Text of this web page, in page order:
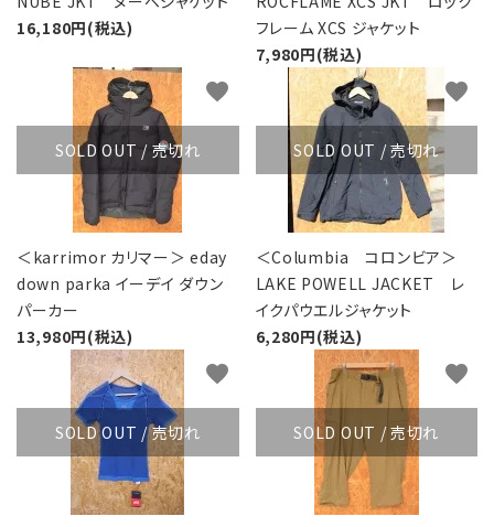
16,180円(税込)
フレーム XCS ジャケット
7,980円(税込)
SOLD OUT / 売切れ
＜karrimor カリマー＞ eday
down parka イーデイ ダウン
パーカー
13,980円(税込)
favorite
SOLD OUT / 売切れ
＜Columbia コロンビア＞
LAKE POWELL JACKET レ
イクパウエルジャケット
6,280円(税込)
favorite
SOLD OUT / 売切れ
favorite
SOLD OUT / 売切れ
favorite